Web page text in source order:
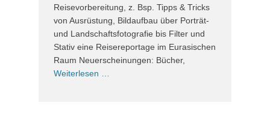
Reisevorbereitung, z. Bsp. Tipps & Tricks
von Ausrüstung, Bildaufbau über Porträt-
und Landschaftsfotografie bis Filter und
Stativ eine Reisereportage im Eurasischen
Raum Neuerscheinungen: Bücher,
Weiterlesen …